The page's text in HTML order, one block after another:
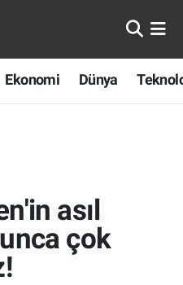
Ekonomi Dünya
asıl
çok
ve Fikstür